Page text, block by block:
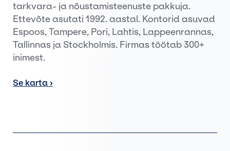
tarkvara- ja nõustamisteenuste pakkuja.
Ettevõte asutati 1992. aastal. Kontorid asuvad
Espoos, Tampere, Pori, Lahtis, Lappeenrannas,
Tallinnas ja Stockholmis. Firmas töötab 300+
inimest.
Se karta